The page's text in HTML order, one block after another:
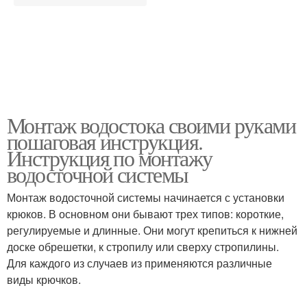
Монтаж водостока своими руками
пошаговая инструкция.
Инструкция по монтажу
водосточной системы
Монтаж водосточной системы начинается с установки
крюков. В основном они бывают трех типов: короткие,
регулируемые и длинные. Они могут крепиться к нижней
доске обрешетки, к стропилу или сверху стропилины.
Для каждого из случаев из применяются различные
виды крючков.